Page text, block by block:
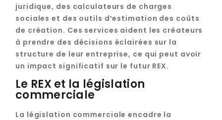
juridique, des calculateurs de charges
sociales et des outils d’estimation des coûts
de création. Ces services aident les créateurs
à prendre des décisions éclairées sur la
structure de leur entreprise, ce qui peut avoir
un impact significatif sur le futur REX.
Le REX et la législation
commerciale
La législation commerciale encadre la